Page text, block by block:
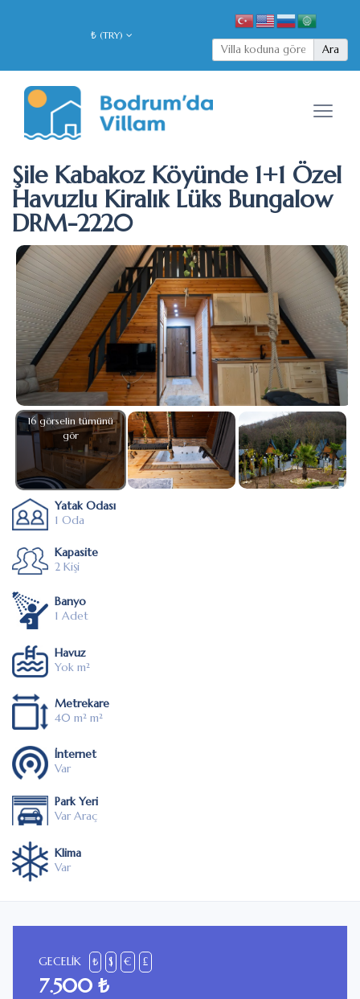
₺ (TRY)
Ara
Şile Kabakoz Köyünde 1+1 Özel
Havuzlu Kiralık Lüks Bungalow
DRM-2220
16 görselin tümünü
gör
Yatak Odası
1 Oda
Kapasite
2 Kişi
Banyo
1 Adet
Havuz
Yok m²
Metrekare
40 m² m²
İnternet
Var
Park Yeri
Var Araç
Klima
Var
GECELİK ₺ $ € £
7.500 ₺